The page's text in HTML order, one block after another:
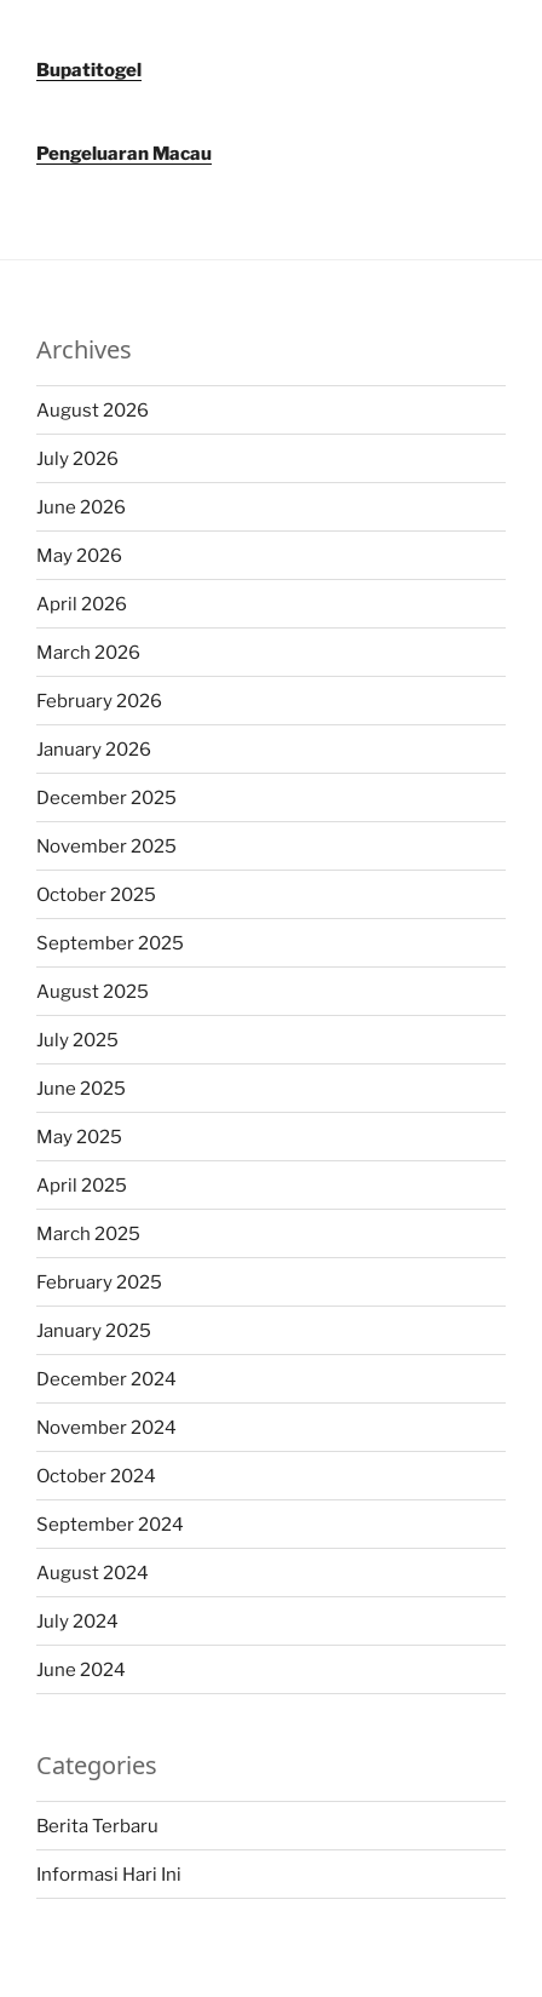
Bupatitogel
Pengeluaran Macau
Archives
August 2026
July 2026
June 2026
May 2026
April 2026
March 2026
February 2026
January 2026
December 2025
November 2025
October 2025
September 2025
August 2025
July 2025
June 2025
May 2025
April 2025
March 2025
February 2025
January 2025
December 2024
November 2024
October 2024
September 2024
August 2024
July 2024
June 2024
Categories
Berita Terbaru
Informasi Hari Ini